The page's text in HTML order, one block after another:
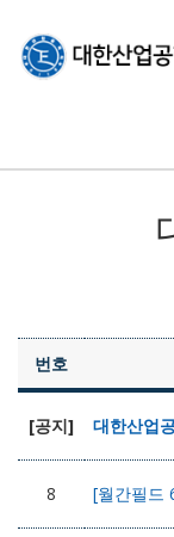
번호
[공지]
8 [월간필드